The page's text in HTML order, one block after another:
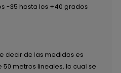
-35 hasta los +40 grados
decir de las medidas es
metros lineales, lo cual se